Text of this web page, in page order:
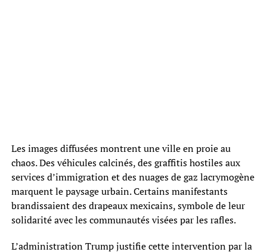
Les images diffusées montrent une ville en proie au
chaos. Des véhicules calcinés, des graffitis hostiles aux
services d’immigration et des nuages de gaz lacrymogène
marquent le paysage urbain. Certains manifestants
brandissaient des drapeaux mexicains, symbole de leur
solidarité avec les communautés visées par les rafles.
L’administration Trump justifie cette intervention par la